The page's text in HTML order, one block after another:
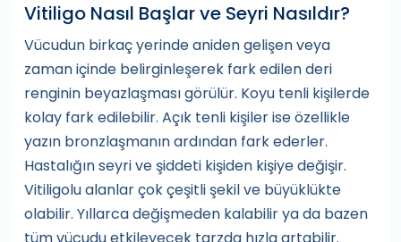
Vitiligo Nasıl Başlar ve Seyri Nasıldır?
Vücudun birkaç yerinde aniden gelişen veya
zaman içinde belirginleşerek fark edilen deri
renginin beyazlaşması görülür. Koyu tenli kişilerde
kolay fark edilebilir. Açık tenli kişiler ise özellikle
yazın bronzlaşmanın ardından fark ederler.
Hastalığın seyri ve şiddeti kişiden kişiye değişir.
Vitiligolu alanlar çok çeşitli şekil ve büyüklükte
olabilir. Yıllarca değişmeden kalabilir ya da bazen